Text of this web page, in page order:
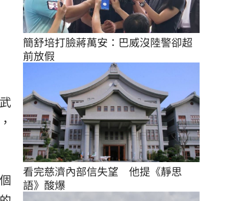
簡舒培打臉蔣萬安：巴威沒陸警卻超
前放假
看完慈濟內部信失望　他提《靜思
語》酸爆